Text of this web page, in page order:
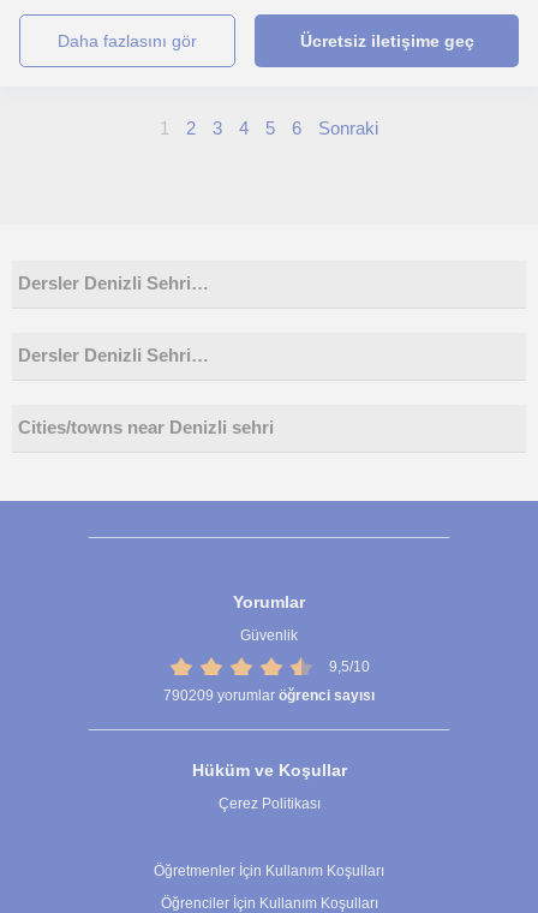
daha fazlasını gör Ücretsiz iletişime geç
1 2 3 4 5 6 Sonraki
Dersler Denizli Sehri…
Dersler Denizli Sehri…
Cities/towns near Denizli sehri
Yorumlar
Güvenlik
9,5/10
790209 yorumlar öğrenci sayısı
Hüküm ve Koşullar
Çerez Politikası
Öğretmenler İçin Kullanım Koşulları
Öğrenciler İçin Kullanım Koşulları